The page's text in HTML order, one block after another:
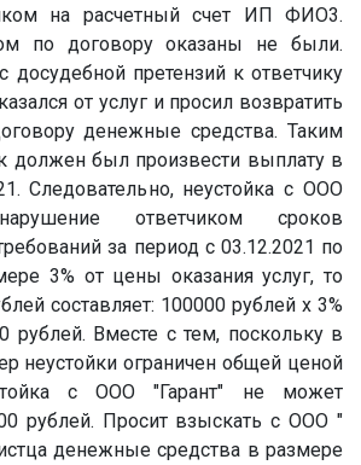
на расчетный счет ИП ФИО3.
по договору оказаны не были.
досудебной претензий к ответчику
от услуг и просил возвратить
денежные средства. Таким
должен был произвести выплату в
Следовательно, неустойка с ООО
ответчиком сроков
за период с 03.12.2021 по
3% от цены оказания услуг, то
составляет: 100000 рублей х 3%
рублей. Вместе с тем, поскольку в
неустойки ограничен общей ценой
с ООО "Гарант" не может
рублей. Просит взыскать с ООО "
денежные средства в размере